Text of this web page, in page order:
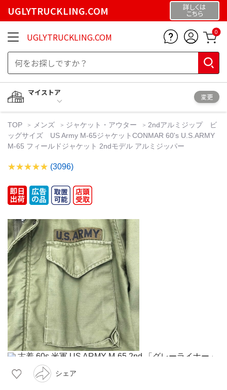
UGLYTRUCKLING.COM 詳しくは
こちら
UGLYTRUCKLING.COM 0
マイストア
変更
TOP メンズ ジャケット・アウター
2ndアルミジップ ビ
ッグサイズ US Army M-65ジャケットCONMAR 60's U.S.ARMY
M-65 フィールドジャケット 2ndモデル アルミジッパー
(3096)
シェア